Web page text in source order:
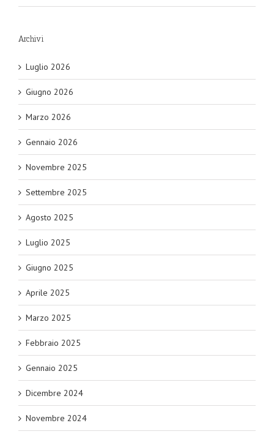
Archivi
Luglio 2026
Giugno 2026
Marzo 2026
Gennaio 2026
Novembre 2025
Settembre 2025
Agosto 2025
Luglio 2025
Giugno 2025
Aprile 2025
Marzo 2025
Febbraio 2025
Gennaio 2025
Dicembre 2024
Novembre 2024